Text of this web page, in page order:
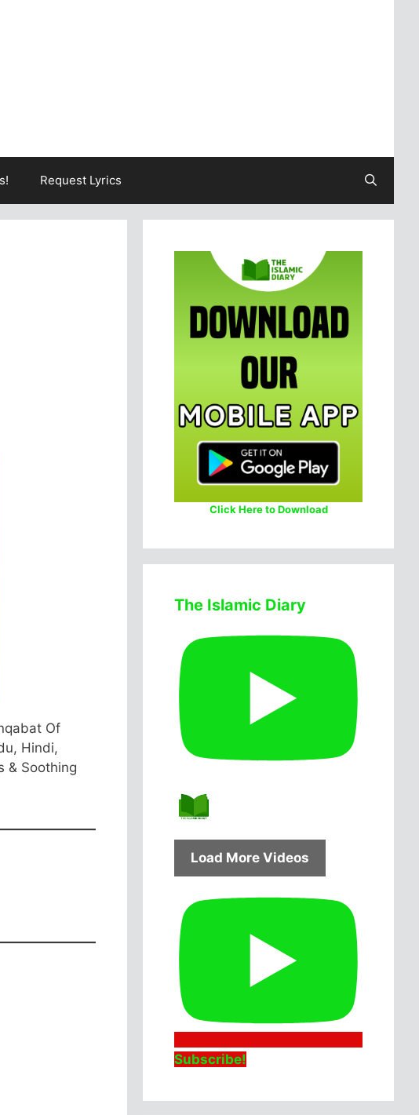
Request Lyrics
Of
Hindi,
& Soothing
Click Here to Download
The Islamic Diary
Load More Videos
Subscribe!